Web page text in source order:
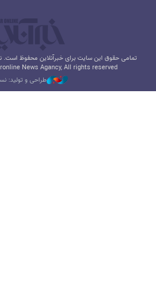
تمامی حقوق این سایت برای خبرآنلاین محفوظ است.
News Agancy, All rights reserved
طراحی و تولید: